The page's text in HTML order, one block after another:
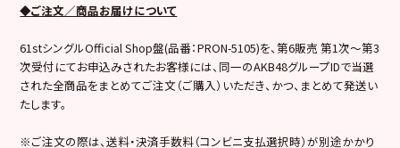
◆ご注文／商品お届けについて
61stシングルOfficial Shop盤(品番：PRON-5105)を、第6販売 第1次～第3
次受付にてお申込みされたお客様には、同一のAKB48グループIDで当選
された全商品をまとめてご注文（ご購入）いただき、かつ、まとめて発送い
たします。
※ご注文の際は、送料・決済手数料（コンビニ支払選択時）が別途かかり